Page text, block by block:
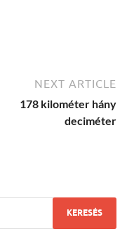
NEXT ARTICLE
178 kilométer hány
deciméter